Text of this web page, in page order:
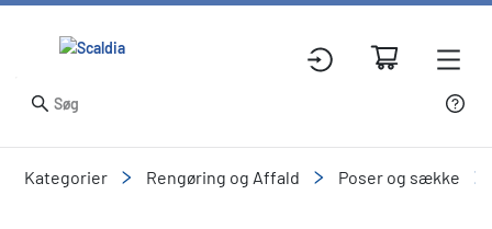
Kategorier Rengøring og Affald Poser og sække